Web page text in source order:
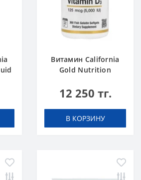
Витамин California
Gold Nutrition
12 250 тг.
В КОРЗИНУ